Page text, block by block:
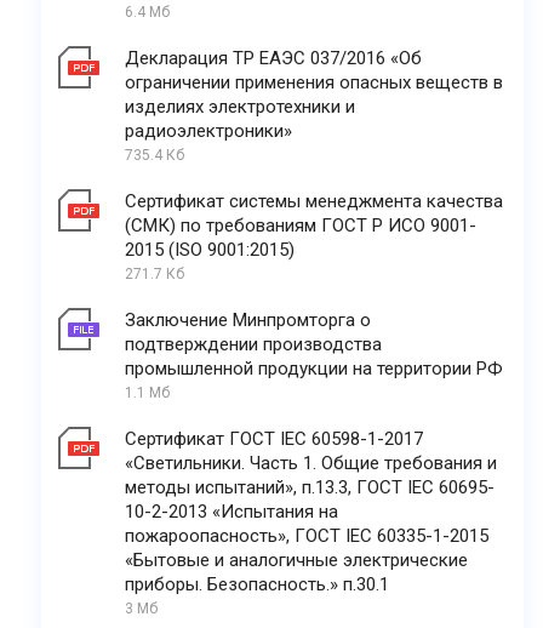
6.4 Мб
Декларация ТР ЕАЭС 037/2016 «Об
ограничении применения опасных веществ в
изделиях электротехники и
радиоэлектроники»
735.4 Кб
Сертификат системы менеджмента качества
(СМК) по требованиям ГОСТ Р ИСО 9001-
2015 (ISO 9001:2015)
271.7 Кб
Заключение Минпромторга о
подтверждении производства
промышленной продукции на территории РФ
1.1 Мб
Сертификат ГОСТ IEC 60598-1-2017
«Светильники. Часть 1. Общие требования и
методы испытаний», п.13.3, ГОСТ IEC 60695-
10-2-2013 «Испытания на
пожароопасность», ГОСТ IEC 60335-1-2015
«Бытовые и аналогичные электрические
приборы. Безопасность.» п.30.1
3 Мб